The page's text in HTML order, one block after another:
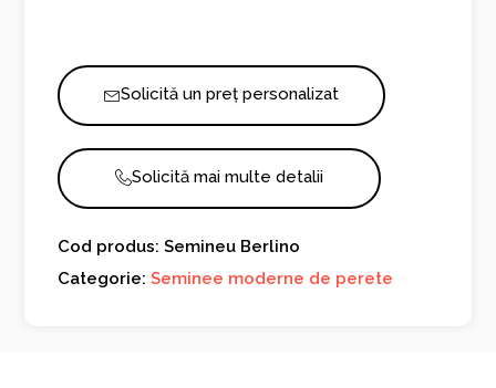
Solicită un preț personalizat
Solicită mai multe detalii
Cod produs: Semineu Berlino
Categorie:Seminee moderne de perete